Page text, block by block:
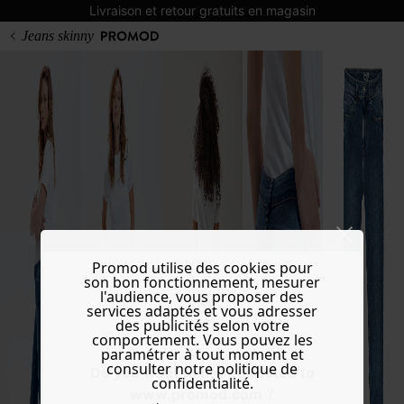
Livraison et retour gratuits en magasin
Do you want to be redirected to
www.promod.com ?
Jeans skinny
Promod utilise des cookies pour
son bon fonctionnement, mesurer
l'audience, vous proposer des
services adaptés et vous adresser
des publicités selon votre
comportement. Vous pouvez les
paramétrer à tout moment et
consulter notre politique de
confidentialité.